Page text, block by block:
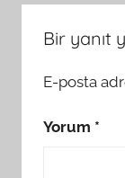
Bir yanıt
E-posta
Yorum *